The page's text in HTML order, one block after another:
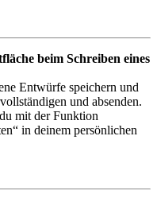
beim Schreiben eines
Entwürfe speichern und
und absenden.
mit der Funktion
in deinem persönlichen